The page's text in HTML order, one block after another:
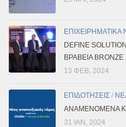
ΕΠΙΧΕΙΡΗΜΑΤΙΚΑ
DEFINE
ΒΡΑΒΕΊΑ BRONZE
13 ΦΕΒ, 2024
ΕΠΙΔΟΤΗΣΕΙΣ /
ΑΝΑΜΕΝΟΜΕΝΑ
31 ΙΑΝ, 2024